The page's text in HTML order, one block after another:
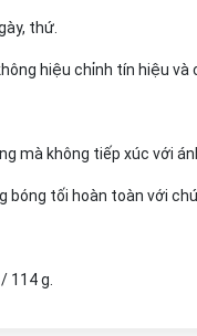
thứ.
hiệu chỉnh tín hiệu và
mà không tiếp xúc với
bóng tối hoàn toàn với
114 g.